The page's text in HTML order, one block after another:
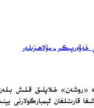
خەۋەرپىكىر-مۇلاھىزىلەر
«روشەن» خىلاپلىق قىلىش
قارىتىلغان ئېمبارگولارنى